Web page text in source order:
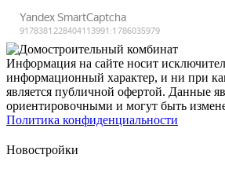
Информация на сайте носит
информационный характер, и ни при
является публичной офертой. Данные
ориентировочными и могут быть
Политика конфиденциальности
Новостройки